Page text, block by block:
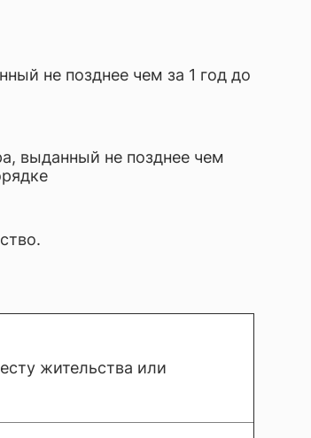
не позднее чем за 1 год до
выданный не позднее чем
жительства или